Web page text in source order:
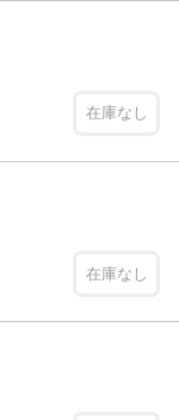
在庫なし
在庫なし